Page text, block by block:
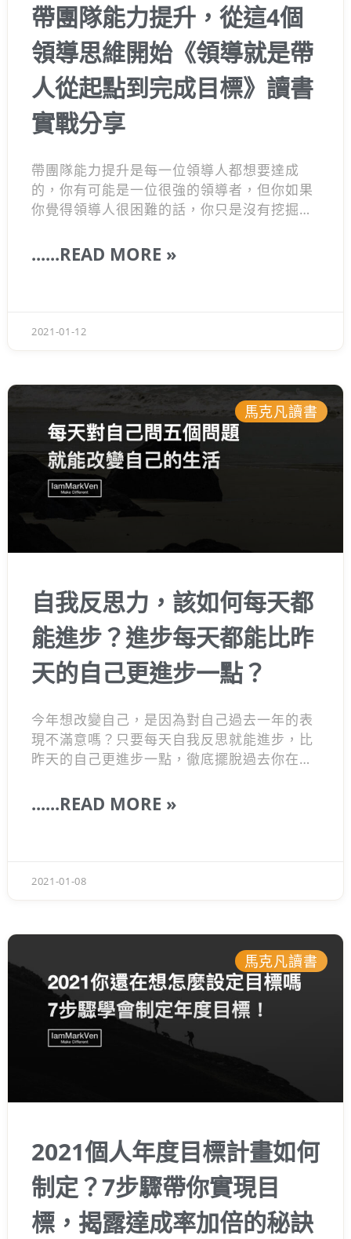
帶團隊能力提升，從這4個
領導思維開始《領導就是帶
人從起點到完成目標》讀書
實戰分享
帶團隊能力提升是每一位領導人都想要達成
的，你有可能是一位很強的領導者，但你如果
你覺得領導人很困難的話，你只是沒有挖掘出
領導思維，而且不論面對工作、日常生活中，
......READ MORE »
2021-01-12
馬克凡讀書
自我反思力，該如何每天都
能進步？進步每天都能比昨
天的自己更進步一點？
今年想改變自己，是因為對自己過去一年的表
現不滿意嗎？只要每天自我反思就能進步，比
昨天的自己更進步一點，徹底擺脫過去你在年
團糟，你應該立刻制訂你的目標計畫。如果你
......READ MORE »
2021-01-08
馬克凡讀書
2021個人年度目標計畫如何
制定？7步驟帶你實現目
標，揭露達成率加倍的秘訣